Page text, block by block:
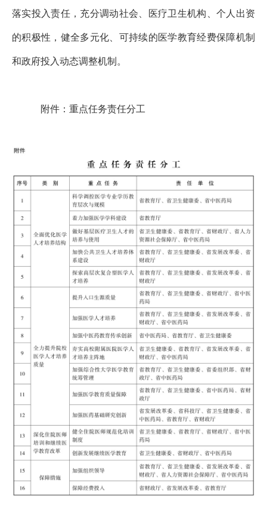
落实投入责任，充分调动社会、医疗卫生机构、个人出资
的积极性，健全多元化、可持续的医学教育经费保障机制
和政府投入动态调整机制。
附件：重点任务责任分工